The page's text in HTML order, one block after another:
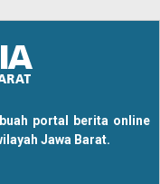
portal berita online
Jawa Barat.